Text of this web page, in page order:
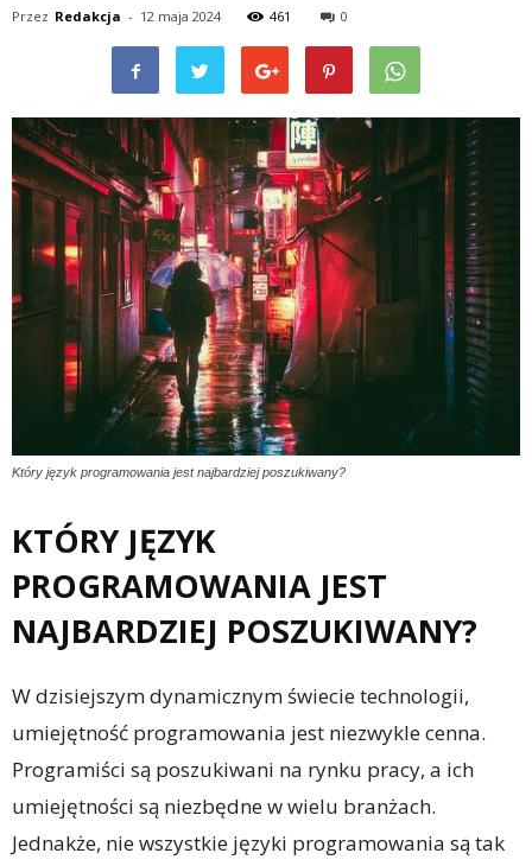
Przez Redakcja - 12 maja 2024 461 0
Który język programowania jest najbardziej poszukiwany?
KTÓRY JĘZYK
PROGRAMOWANIA JEST
NAJBARDZIEJ POSZUKIWANY?
W dzisiejszym dynamicznym świecie technologii,
umiejętność programowania jest niezwykle cenna.
Programiści są poszukiwani na rynku pracy, a ich
umiejętności są niezbędne w wielu branżach.
Jednakże, nie wszystkie języki programowania są tak